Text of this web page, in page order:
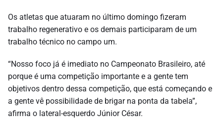
Os atletas que atuaram no último domingo fizeram
trabalho regenerativo e os demais participaram de um
trabalho técnico no campo um.
“Nosso foco já é imediato no Campeonato Brasileiro, até
porque é uma competição importante e a gente tem
objetivos dentro dessa competição, que está começando e
a gente vê possibilidade de brigar na ponta da tabela”,
afirma o lateral-esquerdo Júnior César.